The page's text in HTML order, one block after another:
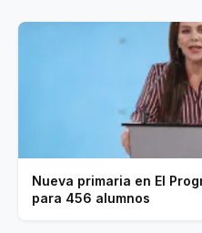
Nueva primaria en El
para 456 alumnos